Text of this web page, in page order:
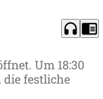
headphones chrome_reader_mode
Um 18:30
festliche